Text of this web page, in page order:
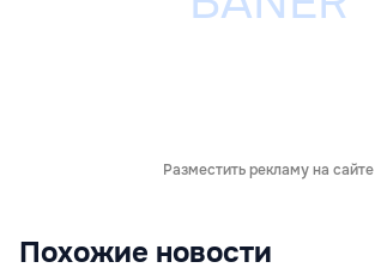
Разместить рекламу на сайте
Похожие новости